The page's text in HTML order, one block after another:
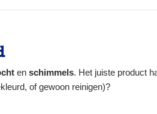
en schimmels. Het juiste product
of gewoon reinigen)?